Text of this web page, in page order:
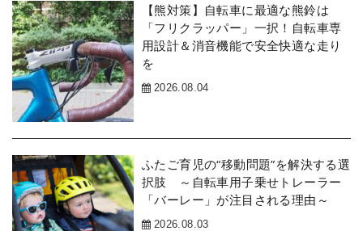
【熊対策】自転車に最適な熊鈴は
「フリクラッパー」一択！自転車専
用設計＆消音機能で安全快適な走り
を
2026.08.04
ふたご育児の“移動問題”を解決する選
択肢 ～自転車用子乗せトレーラー
「バーレー」が注目される理由～
2026.08.03